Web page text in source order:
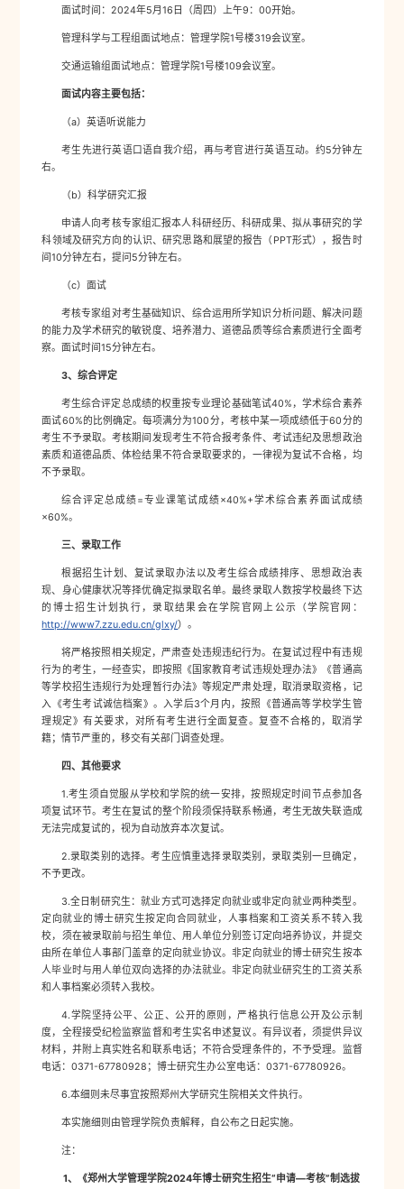
面试时间：2024年5月16日（周四）上午9：00开始。
管理科学与工程组面试地点：管理学院1号楼319会议室。
交通运输组面试地点：管理学院1号楼109会议室。
面试内容主要包括：
（a）英语听说能力
考生先进行英语口语自我介绍，再与考官进行英语互动。约5分钟左
右。
（b）科学研究汇报
申请人向考核专家组汇报本人科研经历、科研成果、拟从事研究的学
科领域及研究方向的认识、研究思路和展望的报告（PPT形式），报告时
间10分钟左右，提问5分钟左右。
（c）面试
考核专家组对考生基础知识、综合运用所学知识分析问题、解决问题
的能力及学术研究的敏锐度、培养潜力、道德品质等综合素质进行全面考
察。面试时间15分钟左右。
3、综合评定
考生综合评定总成绩的权重按专业理论基础笔试40%，学术综合素养
面试60%的比例确定。每项满分为100分，考核中某一项成绩低于60分的
考生不予录取。考核期间发现考生不符合报考条件、考试违纪及思想政治
素质和道德品质、体检结果不符合录取要求的，一律视为复试不合格，均
不予录取。
综合评定总成绩=专业课笔试成绩×40%+学术综合素养面试成绩
×60%。
三、录取工作
根据招生计划、复试录取办法以及考生综合成绩排序、思想政治表
现、身心健康状况等择优确定拟录取名单。最终录取人数按学校最终下达
的博士招生计划执行，录取结果会在学院官网上公示（学院官网：
http://www7.zzu.edu.cn/glxy/）。
将严格按照相关规定，严肃查处违规违纪行为。在复试过程中有违规
行为的考生，一经查实，即按照《国家教育考试违规处理办法》《普通高
等学校招生违规行为处理暂行办法》等规定严肃处理，取消录取资格，记
入《考生考试诚信档案》。入学后3个月内，按照《普通高等学校学生管
理规定》有关要求，对所有考生进行全面复查。复查不合格的，取消学
籍；情节严重的，移交有关部门调查处理。
四、其他要求
1.考生须自觉服从学校和学院的统一安排，按照规定时间节点参加各
项复试环节。考生在复试的整个阶段须保持联系畅通，考生无故失联造成
无法完成复试的，视为自动放弃本次复试。
2.录取类别的选择。考生应慎重选择录取类别，录取类别一旦确定，
不予更改。
3.全日制研究生：就业方式可选择定向就业或非定向就业两种类型。
定向就业的博士研究生按定向合同就业，人事档案和工资关系不转入我
校，须在被录取前与招生单位、用人单位分别签订定向培养协议，并提交
由所在单位人事部门盖章的定向就业协议。非定向就业的博士研究生按本
人毕业时与用人单位双向选择的办法就业。非定向就业研究生的工资关系
和人事档案必须转入我校。
4.学院坚持公平、公正、公开的原则，严格执行信息公开及公示制
度，全程接受纪检监察监督和考生实名申述复议。有异议者，须提供异议
材料，并附上真实姓名和联系电话；不符合受理条件的，不予受理。监督
电话：0371-67780928；博士研究生办公室电话：0371-67780926。
6.本细则未尽事宜按照郑州大学研究生院相关文件执行。
本实施细则由管理学院负责解释，自公布之日起实施。
注：
1、《郑州大学管理学院2024年博士研究生招生“申请—考核”制选拔